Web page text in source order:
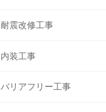
耐震改修工事
内装工事
バリアフリー工事